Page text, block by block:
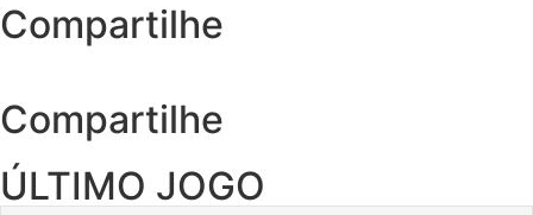
Compartilhe
Compartilhe
ÚLTIMO JOGO